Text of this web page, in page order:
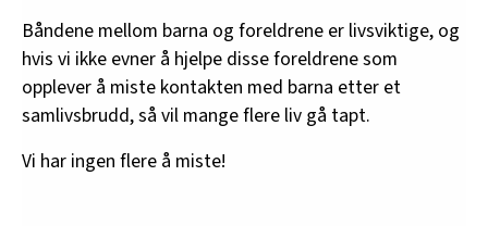
Båndene mellom barna og foreldrene er livsviktige, og
hvis vi ikke evner å hjelpe disse foreldrene som
opplever å miste kontakten med barna etter et
samlivsbrudd, så vil mange flere liv gå tapt.
Vi har ingen flere å miste!